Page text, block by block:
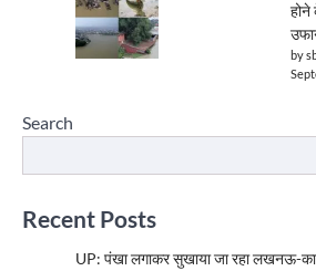
होने
by
Search
Recent Posts
UP: पंखा लगाकर सुखाया जा रहा लखनऊ-